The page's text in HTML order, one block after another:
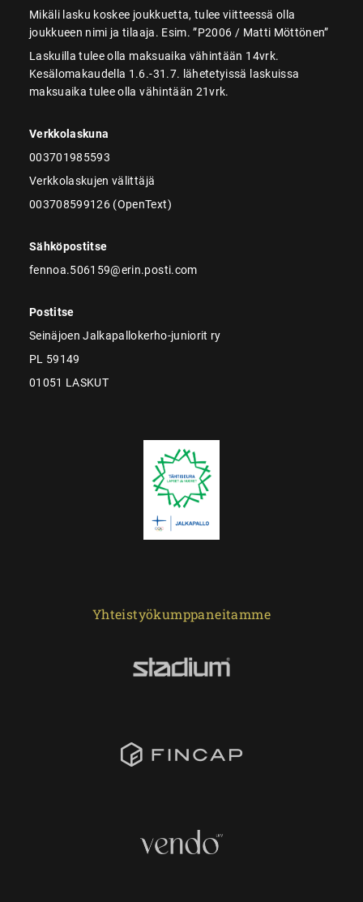
Mikäli lasku koskee joukkuetta, tulee viitteessä olla
joukkueen nimi ja tilaaja. Esim. ”P2006 / Matti Möttönen”
Laskuilla tulee olla maksuaika vähintään 14vrk.
Kesälomakaudella 1.6.-31.7. lähetetyissä laskuissa
maksuaika tulee olla vähintään 21vrk.
Verkkolaskuna
003701985593
Verkkolaskujen välittäjä
003708599126 (OpenText)
Sähköpostitse
fennoa.506159@erin.posti.com
Postitse
Seinäjoen Jalkapallokerho-juniorit ry
PL 59149
01051 LASKUT
Yhteistyökumppaneitamme